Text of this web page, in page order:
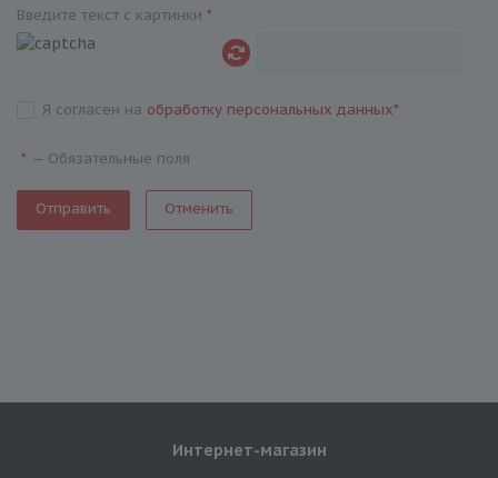
Введите текст с картинки *
Я согласен на обработку персональных данных*
* — Обязательные поля
Отменить
Интернет-магазин